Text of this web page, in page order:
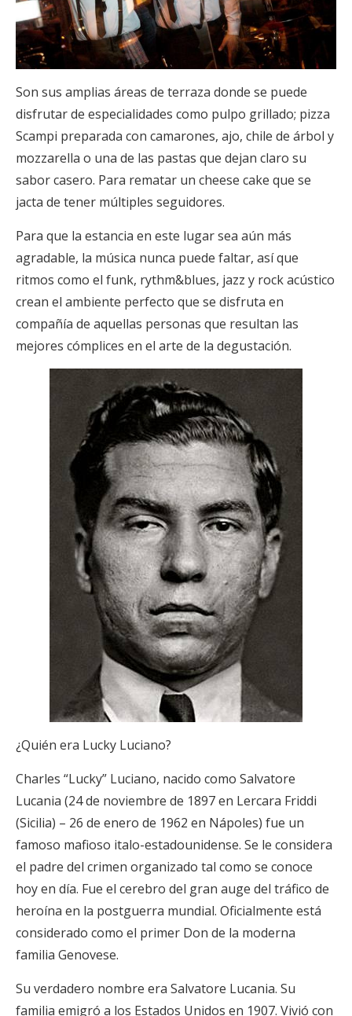
Son sus amplias áreas de terraza donde se puede
disfrutar de especialidades como pulpo grillado; pizza
Scampi preparada con camarones, ajo, chile de árbol y
mozzarella o una de las pastas que dejan claro su
sabor casero. Para rematar un cheese cake que se
jacta de tener múltiples seguidores.
Para que la estancia en este lugar sea aún más
agradable, la música nunca puede faltar, así que
ritmos como el funk, rythm&blues, jazz y rock acústico
crean el ambiente perfecto que se disfruta en
compañía de aquellas personas que resultan las
mejores cómplices en el arte de la degustación.
¿Quién era Lucky Luciano?
Charles “Lucky” Luciano, nacido como Salvatore
Lucania (24 de noviembre de 1897 en Lercara Friddi
(Sicilia) – 26 de enero de 1962 en Nápoles) fue un
famoso mafioso italo-estadounidense. Se le considera
el padre del crimen organizado tal como se conoce
hoy en día. Fue el cerebro del gran auge del tráfico de
heroína en la postguerra mundial. Oficialmente está
considerado como el primer Don de la moderna
familia Genovese.
Su verdadero nombre era Salvatore Lucania. Su
familia emigró a los Estados Unidos en 1907. Vivió con